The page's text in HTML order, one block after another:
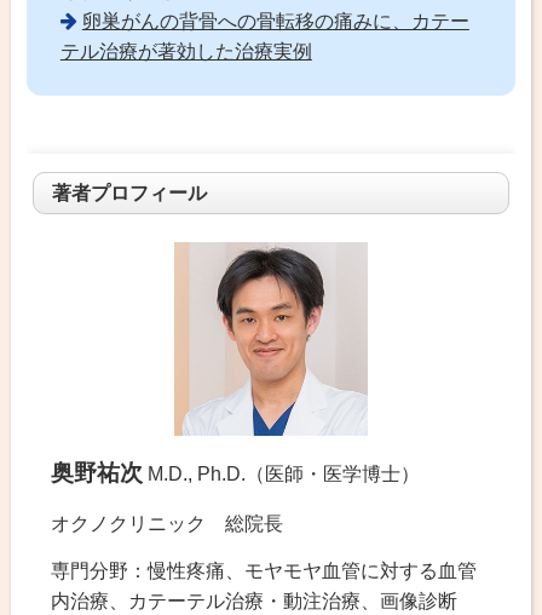
卵巣がんの背骨への骨転移の痛みに、カテー
テル治療が著効した治療実例
著者プロフィール
奥野祐次 M.D., Ph.D.（医師・医学博士）
オクノクリニック 総院長
専門分野：慢性疼痛、モヤモヤ血管に対する血管
内治療、カテーテル治療・動注治療、画像診断